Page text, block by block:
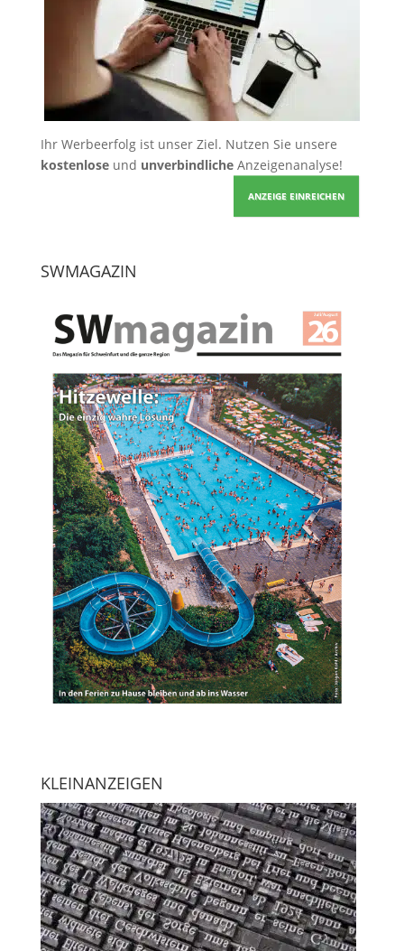
Ihr Werbeerfolg ist unser Ziel. Nutzen Sie unsere
kostenloseund unverbindlicheAnzeigenanalyse!
ANZEIGE EINREICHEN
SWMAGAZIN
KLEINANZEIGEN